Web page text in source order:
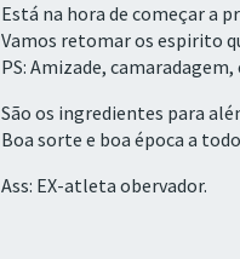
Está na hora de começar a
Vamos retomar os espirito
PS: Amizade,
São os ingredientes para
Boa sorte e boa época a
Ass: EX-atleta obervador.